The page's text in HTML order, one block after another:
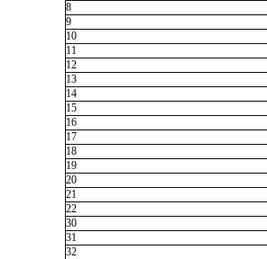
8
9
10
11
12
13
14
15
16
17
18
19
20
21
22
30
31
32